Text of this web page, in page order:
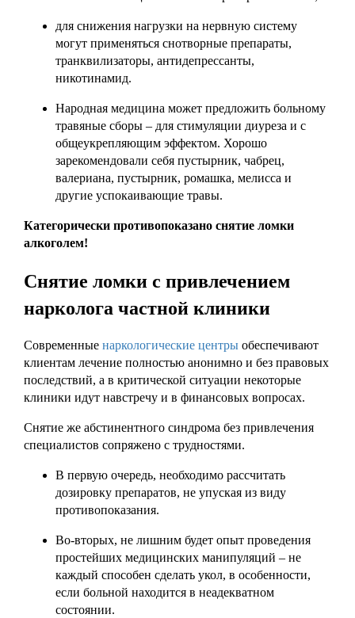
для снижения нагрузки на нервную систему
могут применяться снотворные препараты,
транквилизаторы, антидепрессанты,
никотинамид.
Народная медицина может предложить больному
травяные сборы – для стимуляции диуреза и с
общеукрепляющим эффектом. Хорошо
зарекомендовали себя пустырник, чабрец,
валериана, пустырник, ромашка, мелисса и
другие успокаивающие травы.
Категорически противопоказано снятие ломки
алкоголем!
Снятие ломки с привлечением
нарколога частной клиники
Современные наркологические центры обеспечивают
клиентам лечение полностью анонимно и без правовых
последствий, а в критической ситуации некоторые
клиники идут навстречу и в финансовых вопросах.
Снятие же абстинентного синдрома без привлечения
специалистов сопряжено с трудностями.
В первую очередь, необходимо рассчитать
дозировку препаратов, не упуская из виду
противопоказания.
Во-вторых, не лишним будет опыт проведения
простейших медицинских манипуляций – не
каждый способен сделать укол, в особенности,
если больной находится в неадекватном
состоянии.